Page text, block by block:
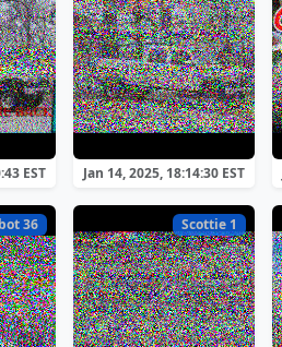
EST Jan 14, 2025, 18:14:30 EST
36 Scottie 1